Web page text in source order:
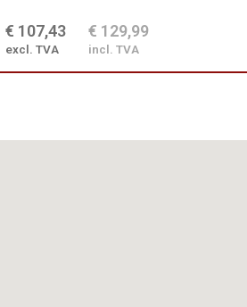
€ 107,43
excl. TVA
€ 129,99
incl. TVA